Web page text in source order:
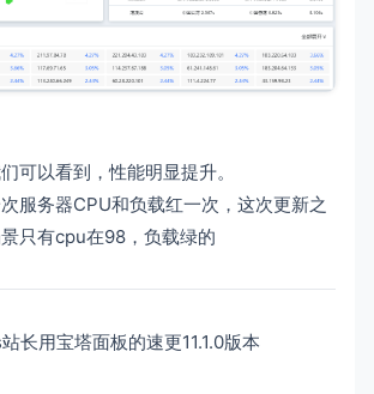
可以看到，性能明显提升。
服务器CPU和负载红一次，这次更新之
只有cpu在98，负载绿的
长用宝塔面板的速更11.1.0版本